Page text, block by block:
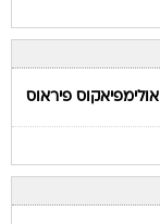
אולימפיאקוס פיראוס